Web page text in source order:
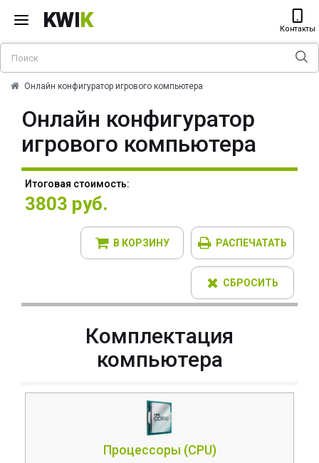
KWIK Контакты
Онлайн конфигуратор игрового компьютера
Онлайн конфигуратор
игрового компьютера
Итоговая стоимость:
3803 руб.
В КОРЗИНУ РАСПЕЧАТАТЬ
СБРОСИТЬ
Комплектация
компьютера
Процессоры (CPU)